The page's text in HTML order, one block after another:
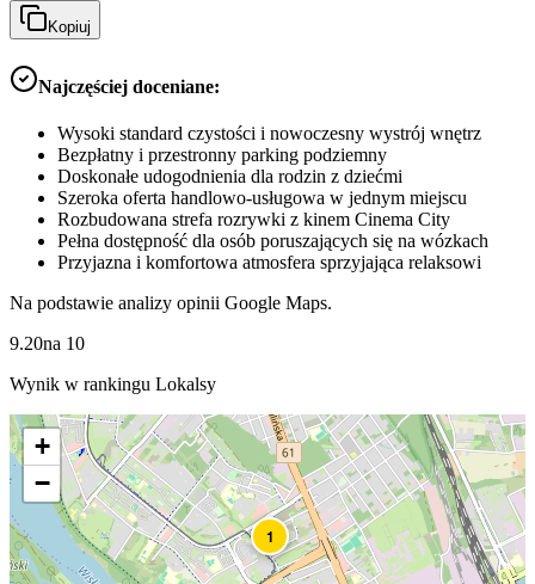
Kopiuj
Najczęściej doceniane:
Wysoki standard czystości i nowoczesny wystrój wnętrz
Bezpłatny i przestronny parking podziemny
Doskonałe udogodnienia dla rodzin z dziećmi
Szeroka oferta handlowo-usługowa w jednym miejscu
Rozbudowana strefa rozrywki z kinem Cinema City
Pełna dostępność dla osób poruszających się na wózkach
Przyjazna i komfortowa atmosfera sprzyjająca relaksowi
Na podstawie analizy opinii Google Maps.
9.20na 10
Wynik w rankingu Lokalsy
1
+
−